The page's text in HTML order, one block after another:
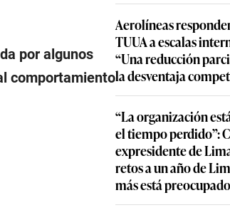
por algunos
comportamiento
Aerolíneas
TUUA a escalas
“Una reducción
la desventaja
“La organización
el tiempo perdido”:
expresidente de
retos a un año de
más está